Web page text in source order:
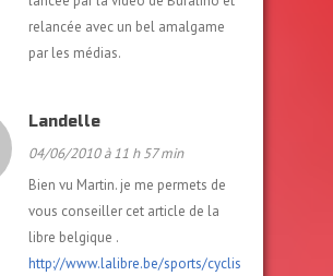
relancée avec un bel amalgame
par les médias.
Landelle
04/06/2010 à 11 h 57 min
Bien vu Martin. je me permets de
vous conseiller cet article de la
libre belgique .
http://www.lalibre.be/sports/cyclisme/article/